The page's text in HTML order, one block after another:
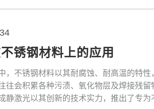
锈钢材料上的应用
，不锈钢材料以其耐腐蚀、耐高温的特
往会积累各种污渍、氧化物层及焊接残
静激光以其创新的技术实力，推出了专